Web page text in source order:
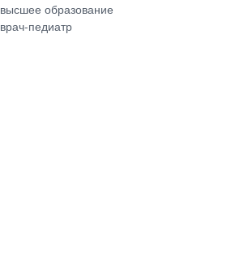
высшее образование
врач-педиатр